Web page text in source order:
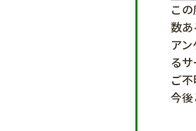
こ
数
ア
る
ご
今後